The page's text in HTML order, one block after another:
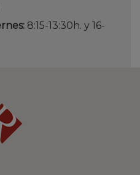
8:15-13:30h. y 16-